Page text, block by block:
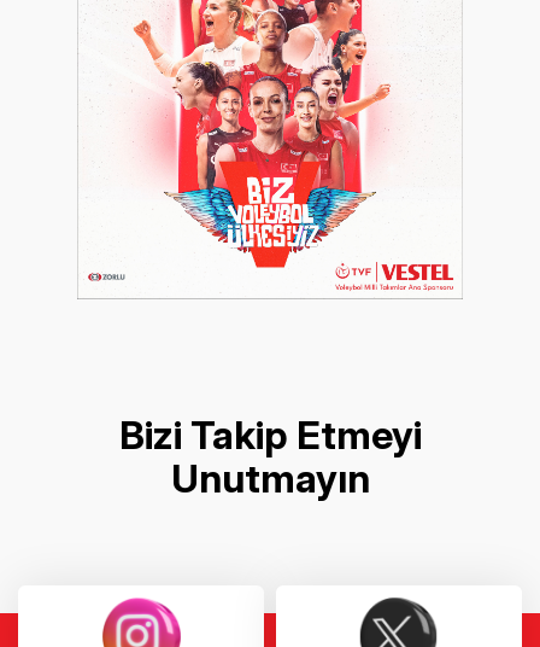
Bizi Takip Etmeyi
Unutmayın